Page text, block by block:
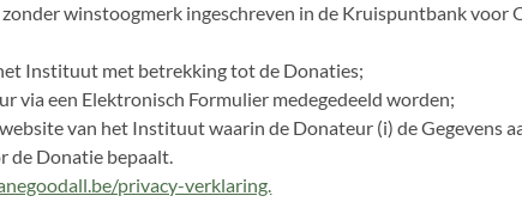
winstoogmerk ingeschreven in de Kruispuntbank voor
Instituut met betrekking tot de Donaties;
via een Elektronisch Formulier medegedeeld worden;
van het Instituut waarin de Donateur (i) de Gegevens
de Donatie bepaalt.
privacy-verklaring.